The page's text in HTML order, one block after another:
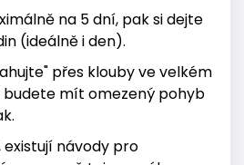
na 5 dní, pak si dejte
(ideálně i den).
přes klouby ve velkém
budete mít omezený pohyb
existují návody pro